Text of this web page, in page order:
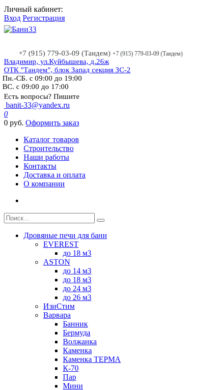
best
replica
rolex
air
mens
rolex
calibre
2813
114210sso
silver
dial
review
old-
appeal
with
touch
modern
best
quality
rolex
fake
Личный кабинет:
Вход Регистрация
+7 (915) 779-03-09 (Тандем) +7 (915) 779-03-09 (Тандем)
Владимир, ул.Куйбышева, д.26ж
ОТК "Тандем", блок Запад секция ЗС-2
Пн.-СБ. с 09:00 до 19:00
ВС. с 09:00 до 17:00
Есть вопросы? Пишите
banit-33@yandex.ru
0
0 руб. Оформить заказ
Каталог товаров
Строительство
Наши работы
Контакты
Доставка и оплата
О компании
Дровяные печи для бани
EVEREST
до 18 м3
ASTON
до 14 м3
до 18 м3
до 24 м3
до 26 м3
ИзиСтим
Варвара
Банник
Бермуда
Волжанка
Каменка
Каменка ТЕРМА
К-70
Пар
Мини